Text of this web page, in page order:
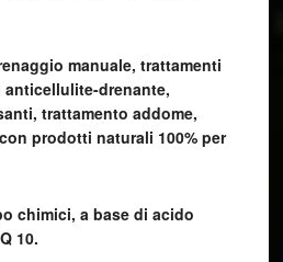
manuale, trattamenti
drenante,
trattamento addome,
prodotti naturali 100% per
chimici, a base di acido
10.